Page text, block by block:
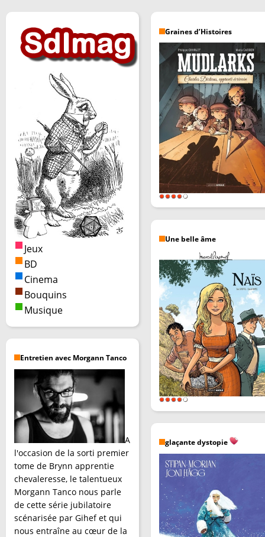
Jeux
BD
Cinema
Bouquins
Musique
Entretien avec Morgann Tanco
A
l'occasion de la sorti premier
tome de Brynn apprentie
chevaleresse, le talentueux
Morgann Tanco nous parle
de cette série jubilatoire
scénarisée par Gihef et qui
nous entraîne au cœur de la
Graines d’Histoires
Une belle âme
glaçante dystopie